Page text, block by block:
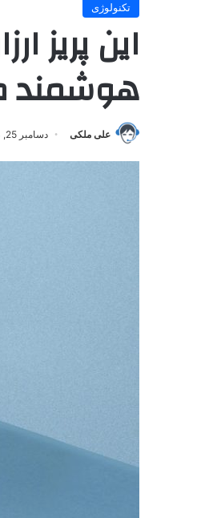
تکنولوژی
این پریز
هوشمند
علی ملکی دسامبر 25, 2023